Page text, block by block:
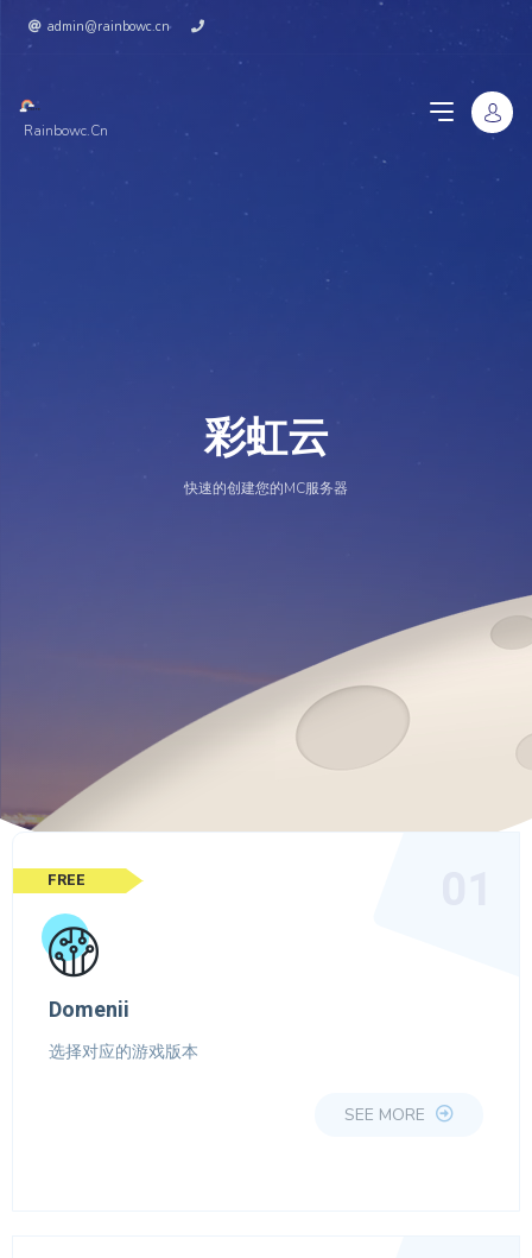
admin@rainbowc.cn
Rainbowc.cn
彩虹云
快速的创建您的MC服务器
FREE
Domenii
选择对应的游戏版本
SEE MORE